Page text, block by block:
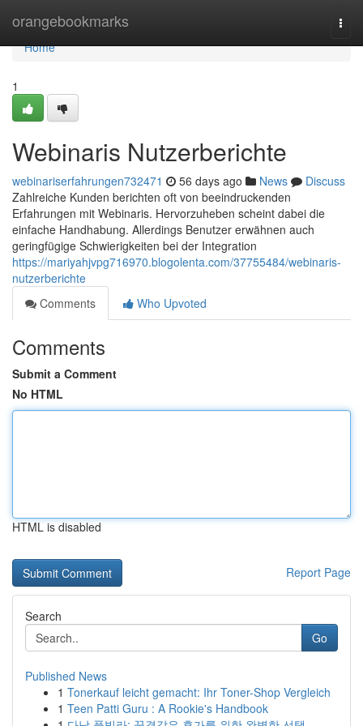
orangebookmarks
Home
Home
1
Webinaris Nutzerberichte
webinariserfahrungen732471 56 days ago News
Discuss
Zahlreiche Kunden berichten oft von beeindruckenden
Erfahrungen mit Webinaris. Hervorzuheben scheint dabei die
einfache Handhabung. Allerdings Benutzer erwähnen auch
geringfügige Schwierigkeiten bei der Integration
https://mariyahjvpg716970.blogolenta.com/37755484/webinaris-
nutzerberichte
Comments
Who Upvoted
Comments
Submit a Comment
No HTML
HTML is disabled
Report Page
Search
Go
Published News
1 Tonerkauf leicht gemacht: Ihr Toner-Shop Vergleich
1 Teen Patti Guru : A Rookie's Handbook